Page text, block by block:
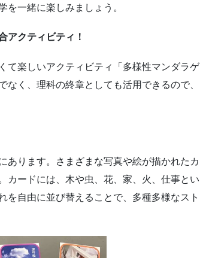
を一緒に楽しみましょう。
アクティビティ！
て楽しいアクティビティ「多様性マンダラゲ
く、理科の終章としても活用できるので、
あります。さまざまな写真や絵が描かれたカ
カードには、木や虫、花、家、火、仕事とい
を自由に並び替えることで、多種多様なスト